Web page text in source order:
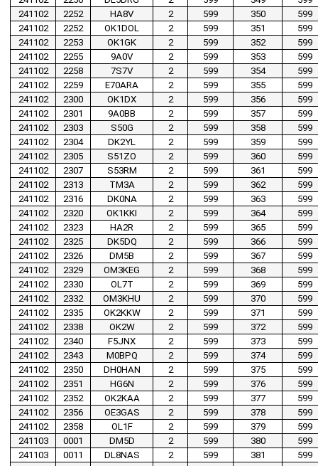
241102
2252 HA8V 2 599 350
599
241102
2252 OK1DOL 2 599 351
599
241102
2253 OK1GK 2 599 352
599
241102
2255 9A0V 2 599 353
599
241102
2258 7S7V 2 599 354
599
241102
2259 E70ARA 2 599 355
599
241102
2300 OK1DX 2 599 356
599
241102
2301 9A0BB 2 599 357
599
241102
2303 S50G 2 599 358
599
241102
2304 DK2YL 2 599 359
599
241102
2305 S51ZO 2 599 360
599
241102
2307 S53RM 2 599 361
599
241102
2313 TM3A 2 599 362
599
241102
2316 DK0NA 2 599 363
599
241102
2320 OK1KKI 2 599 364
599
241102
2323 HA2R 2 599 365
599
241102
2325 DK5DQ 2 599 366
599
241102
2326 DM5B 2 599 367
599
241102
2329 OM3KEG 2 599 368
599
241102
2330 OL7T 2 599 369
599
241102
2332 OM3KHU 2 599 370
599
241102
2335 OK2KKW 2 599 371
599
241102
2338 OK2W 2 599 372
599
241102
2340 F5JNX 2 599 373
599
241102
2343 M0BPQ 2 599 374
599
241102
2350 DH0HAN 2 599 375
599
241102
2351 HG6N 2 599 376
599
241102
2352 OK2KAA 2 599 377
599
241102
2356 OE3GAS 2 599 378
599
241102
2358 OL1F 2 599 379
599
241103
0001 DM5D 2 599 380
599
241103
0011 DL8NAS 2 599 381
599